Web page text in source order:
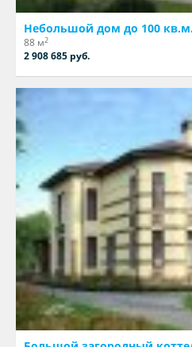
Небольшой дом до 100
88 м2
2 908 685 руб.